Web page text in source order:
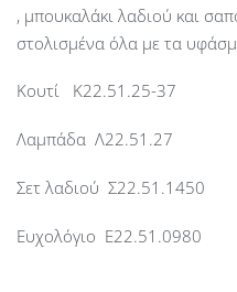
, μπουκαλάκι λαδιού και
στολισμένα όλα με τα
Κουτί Κ22.51.25-37
Λαμπάδα Λ22.51.27
Σετ λαδιού Σ22.51.1450
Ευχολόγιο Ε22.51.0980